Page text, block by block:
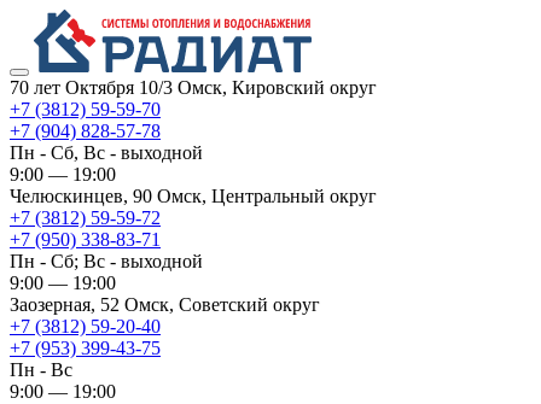
70 лет Октября 10/3 Омск, Кировский округ
+7 (3812) 59-59-70
+7 (904) 828-57-78
Пн - Сб, Вс - выходной
9:00 — 19:00
Челюскинцев, 90 Омск, ​Центральный округ
+7 (3812) 59-59-72
+7 (950) 338-83-71
Пн - Сб; Вс - выходной
9:00 — 19:00
Заозерная, 52 Омск, ​Советский округ
+7 (3812) 59-20-40
+7 (953) 399-43-75
Пн - Вс
9:00 — 19:00